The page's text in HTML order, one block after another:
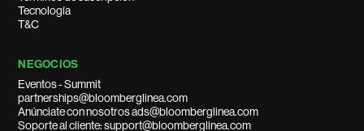
Tecnología
T&C
NEGOCIOS
Eventos - Summit
partnerships@bloomberglinea.com
Anúnciate con nosotros ads@bloomberglinea.com
Soporte al cliente: support@bloomberglinea.com